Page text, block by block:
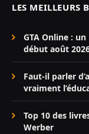
LES MEILLEURS
GTA Online :
début août
Faut-il parler
vraiment
Top 10 des
Werber